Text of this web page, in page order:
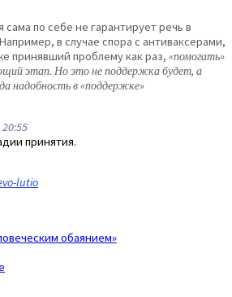
сама по себе не гарантирует речь в
в случае спора с антиваксерами,
принявший проблему как раз, «помогать»
этап. Но это не поддержка будет, а
надобность в «поддержке»
принятия.
lutio
обаянием»